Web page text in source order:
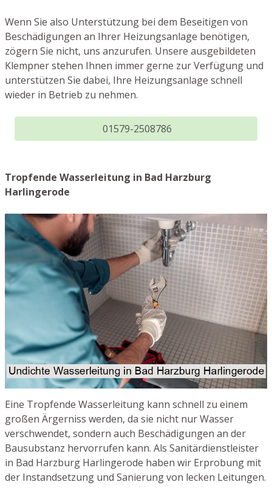
Wenn Sie also Unterstützung bei dem Beseitigen von
Beschädigungen an Ihrer Heizungsanlage benötigen,
zögern Sie nicht, uns anzurufen. Unsere ausgebildeten
Klempner stehen Ihnen immer gerne zur Verfügung und
unterstützen Sie dabei, Ihre Heizungsanlage schnell
wieder in Betrieb zu nehmen.
01579-2508786
Tropfende Wasserleitung in Bad Harzburg
Harlingerode
Eine Tropfende Wasserleitung kann schnell zu einem
großen Ärgerniss werden, da sie nicht nur Wasser
verschwendet, sondern auch Beschädigungen an der
Bausubstanz hervorrufen kann. Als Sanitärdienstleister
in Bad Harzburg Harlingerode haben wir Erprobung mit
der Instandsetzung und Sanierung von lecken Leitungen.